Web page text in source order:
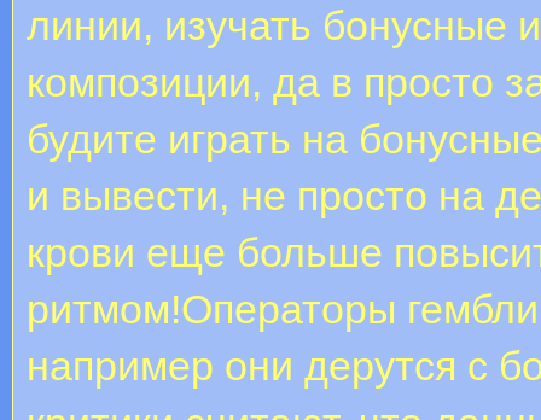
линии, изучать бонусные
композиции, да в просто
будите играть на
и вывести, не просто на
крови еще больше
ритмом!Операторы
например они дерутся с